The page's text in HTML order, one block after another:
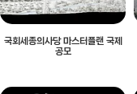
국회세종의사당 마스터플랜 국제
공모